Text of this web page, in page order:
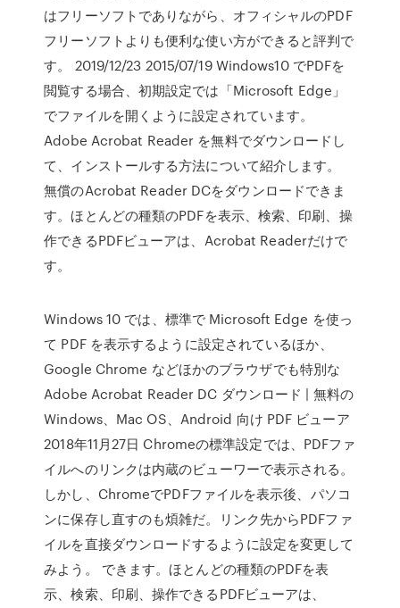
はフリーソフトでありながら、オフィシャルのPDF
フリーソフトよりも便利な使い方ができると評判で
す。 2019/12/23 2015/07/19 Windows10 でPDFを
閲覧する場合、初期設定では「Microsoft Edge」
でファイルを開くように設定されています。
Adobe Acrobat Reader を無料でダウンロードし
て、インストールする方法について紹介します。
無償のAcrobat Reader DCをダウンロードできま
す。ほとんどの種類のPDFを表示、検索、印刷、操
作できるPDFビューアは、Acrobat Readerだけで
す。
Windows 10 では、標準で Microsoft Edge を使っ
て PDF を表示するように設定されているほか、
Google Chrome などほかのブラウザでも特別な
Adobe Acrobat Reader DC ダウンロード | 無料の
Windows、Mac OS、Android 向け PDF ビューア
2018年11月27日 Chromeの標準設定では、PDFファ
イルへのリンクは内蔵のビューワーで表示される。
しかし、ChromeでPDFファイルを表示後、パソコ
ンに保存し直すのも煩雑だ。リンク先からPDFファ
イルを直接ダウンロードするように設定を変更して
みよう。 できます。ほとんどの種類のPDFを表
示、検索、印刷、操作できるPDFビューアは、